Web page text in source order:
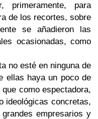
primeramente, para
de los recortes, sobre
se añadieron las
ocasionadas, como
no esté en ninguna de
ellas haya un poco de
como espectadora,
ideológicas concretas,
empresarios y